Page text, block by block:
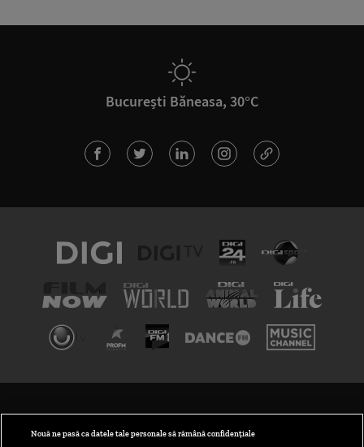
București Băneasa, 30°C
Nouă ne pasă ca datele tale personale să rămână confidențiale